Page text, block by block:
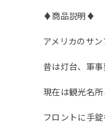
♦︎商品説明♦︎
アメリカのサ
昔は灯台、軍
現在は観光名
フロントに手